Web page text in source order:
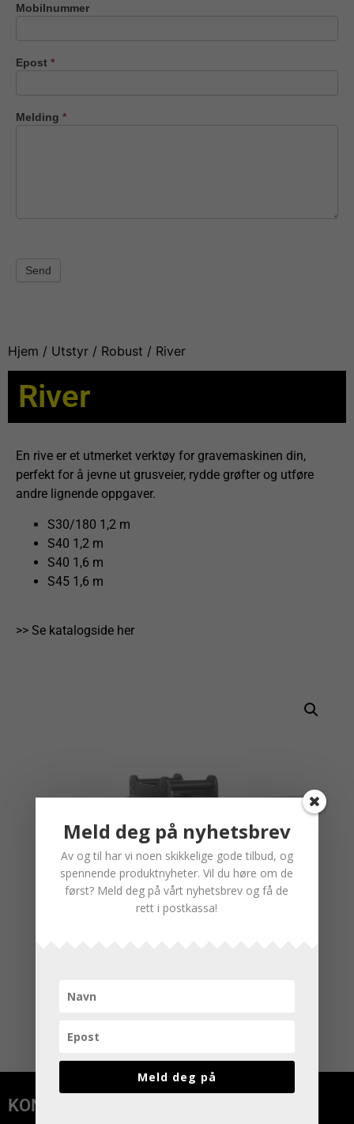
Mobilnummer
Epost *
Melding *
Send
Hjem / Utstyr / Robust / River
River
En rive er et utmerket verktøy for gravemaskinen din,
perfekt for å jevne ut grusveier, rydde grøfter og utføre
andre lignende oppgaver.
S30/180 1,2 m
S40 1,2 m
S40 1,6 m
S45 1,6 m
>> Se katalogside her
KONTAKT OSS
Meld deg på nyhetsbrev
Av og til har vi noen skikkelige gode tilbud, og
spennende produktnyheter. Vil du høre om de
først? Meld deg på vårt nyhetsbrev og få de
rett i postkassa!
Meld deg på